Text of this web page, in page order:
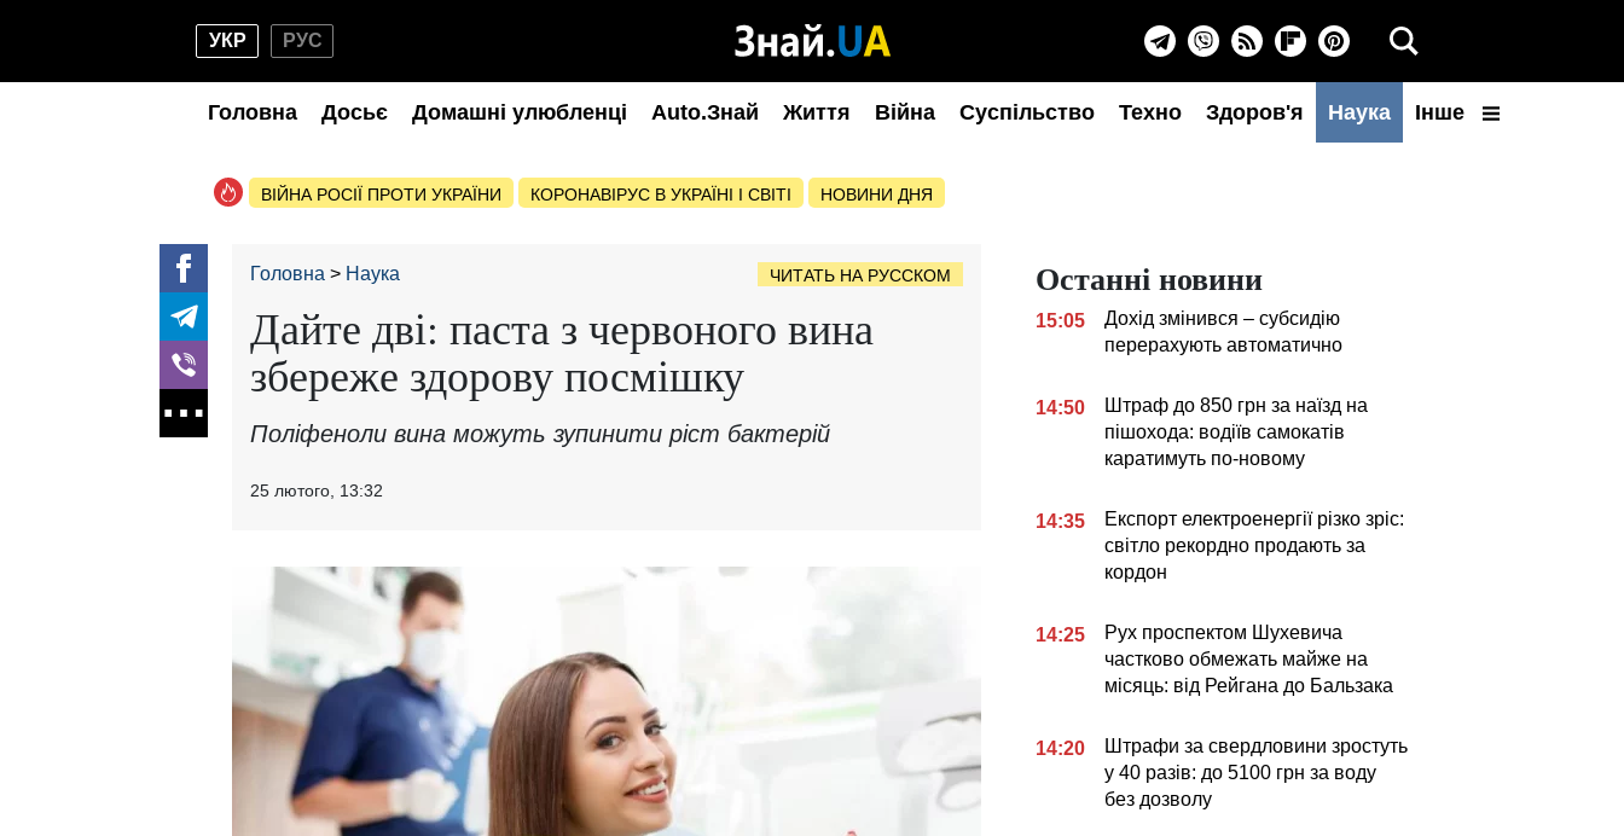
УКР РУС
Головна Досьє Домашні улюбленці Auto.Знай Життя Війна Суспільство Техно Здоров'я Наука Інше
ВІЙНА РОСІЇ ПРОТИ УКРАЇНИ КОРОНАВІРУС В УКРАЇНІ І СВІТІ НОВИНИ ДНЯ
Головна Наука ЧИТАТЬ НА РУССКОМ
Дайте дві: паста з червоного вина
збереже здорову посмішку
Поліфеноли вина можуть зупинити ріст бактерій
25 лютого, 13:32
Останні новини
15:05
Дохід змінився – субсидію
перерахують автоматично
14:50
Штраф до 850 грн за наїзд на
пішохода: водіїв самокатів
каратимуть по-новому
14:35
Експорт електроенергії різко зріс:
світло рекордно продають за
кордон
14:25
Рух проспектом Шухевича
частково обмежать майже на
місяць: від Рейгана до Бальзака
14:20
Штрафи за свердловини зростуть
у 40 разів: до 5100 грн за воду
без дозволу